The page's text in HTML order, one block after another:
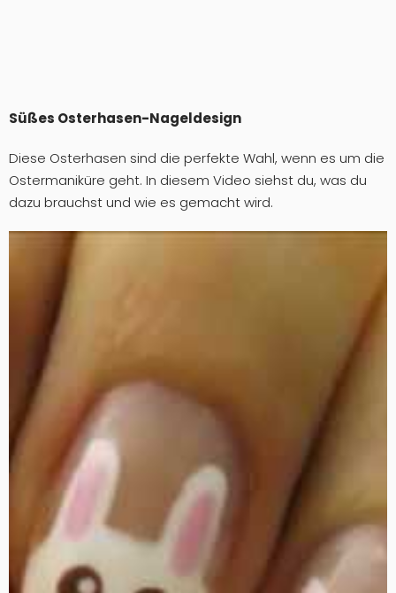
Süßes Osterhasen-Nageldesign
Diese Osterhasen sind die perfekte Wahl, wenn es um die
Ostermaniküre geht. In diesem Video siehst du, was du
dazu brauchst und wie es gemacht wird.